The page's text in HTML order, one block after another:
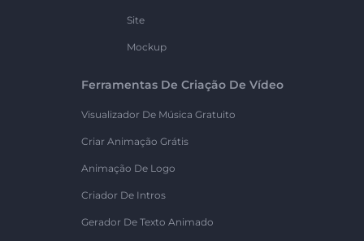
Site
Mockup
Ferramentas De Criação De Vídeo
Visualizador De Música Gratuito
Criar Animação Grátis
Animação De Logo
Criador De Intros
Gerador De Texto Animado